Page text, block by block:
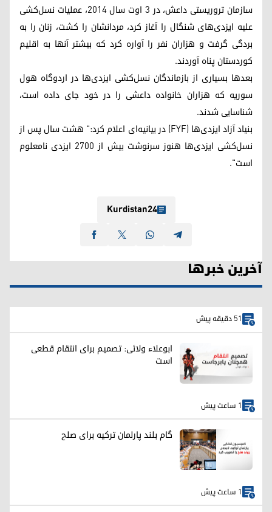
سازمان تروریستی داعش، در ٣ اوت سال ٢٠١٤، عملیات نسل‌کشی
علیه ایزدی‌های شنگال را آغاز کرد، مردانشان را کشت، زنان را به
بردگی گرفت و هزاران نفر را آواره کرد که بیشتر آنها به اقلیم
کوردستان پناه آوردند.
بعدها بسیاری از بازماندگان نسل‌کشی ایزدی‌ها در اردوگاه هول
سوریه که هزاران خانواده داعشی را در خود جای داده است،
شناسایی شدند.
بنیاد آزاد ایزدی‌ها (FYF) در بیانیه‌ای اعلام کرد:" هشت سال پس از
نسل‌کشی ایزدی‌ها هنوز سرنوشت بیش از ٢٧٠٠ ایزدی نامعلوم
است".
Kurdistan24
آخرین خبرها
51 دقیقه پیش
ابوعلاء ولائی: تصمیم برای انتقام قطعی
است
1 ساعت پیش
گام بلند پارلمان ترکیه برای صلح
1 ساعت پیش